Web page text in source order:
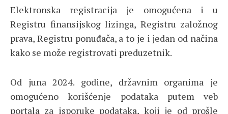
Elektronska registracija je omogućena i u
Registru finansijskog lizinga, Registru založnog
prava, Registru ponuđača, a to je i jedan od načina
kako se može registrovati preduzetnik.
Od juna 2024. godine, državnim organima je
omogućeno korišćenje podataka putem veb
portala za isporuke podataka, koji je od prošle